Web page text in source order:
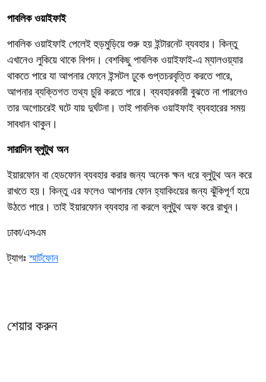
পাবলিক ওয়াইফাই
পাবলিক ওয়াইফাই পেলেই হুড়মুড়িয়ে শুরু হয় ইন্টারনেট ব্যবহার। কিন্তু
এখানেও লুকিয়ে থাকে বিপদ। বেশকিছু পাবলিক ওয়াইফাই-এ ম্যালওয়্যার
থাকতে পারে যা আপনার ফোনে ইন্সটল ঢুকে গুপ্তচরবৃত্তি করতে পারে,
আপনার ব্যক্তিগত তথ্য চুরি করতে পারে। ব্যবহারকারী বুঝতে না পারলেও
তার অগোচরেই ঘটে যায় দুর্ঘটনা। তাই পাবলিক ওয়াইফাই ব্যবহারের সময়
সাবধান থাকুন।
সারাদিন ব্লুটুথ অন
ইয়ারফোন বা হেডফোন ব্যবহার করার জন্য অনেক ক্ষন ধরে ব্লুটুথ অন করে
রাখতে হয়। কিন্তু এর ফলেও আপনার ফোন হ্যাকিংয়ের জন্য ঝুঁকিপূর্ণ হয়ে
উঠতে পারে। তাই ইয়ারফোন ব্যবহার না করলে ব্লুটুথ অফ করে রাখুন।
ঢাকা/এসএম
ট্যাগঃস্মার্টফোন
শেয়ার করুন